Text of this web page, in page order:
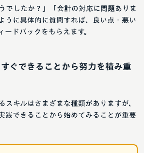
でしたか？」「会計の対応に問題ありま
うに具体的に質問すれば、良い点・悪い
ードバックをもらえます。
ぐできることから努力を積み重
スキルはさまざまな種類がありますが、
践できることから始めてみることが重要